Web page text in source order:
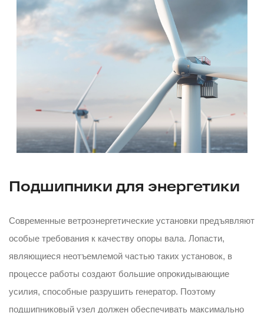
Подшипники для энергетики
Современные ветроэнергетические установки предъявляют
особые требования к качеству опоры вала. Лопасти,
являющиеся неотъемлемой частью таких установок, в
процессе работы создают большие опрокидывающие
усилия, способные разрушить генератор. Поэтому
подшипниковый узел должен обеспечивать максимально